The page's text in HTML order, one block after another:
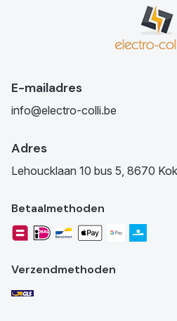
E-mailadres
info@electro-colli.be
Adres
Lehoucklaan 10 bus 5, 8670
Betaalmethoden
Verzendmethoden